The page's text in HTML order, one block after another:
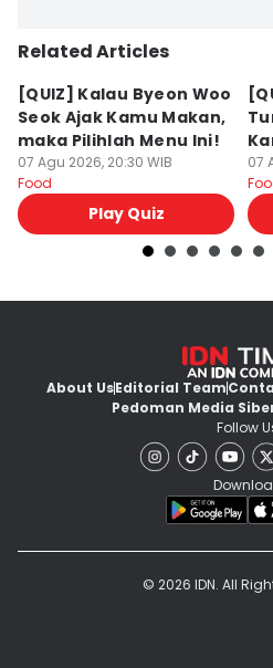
Related Articles
[QUIZ] Kalau Byeon Woo
Seok Ajak Kamu Makan,
maka Pilihlah Menu Ini!
07 Agu 2026, 20:30 WIB
Food
Play Quiz
07
About UsEditorial Team
Pedoman Media
Follow
© 2026 IDN. All